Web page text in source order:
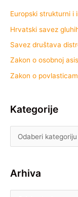
Europski strukturni i
Hrvatski savez
Savez društava
Zakon o osobnoj
Zakon o
Kategorije
Arhiva